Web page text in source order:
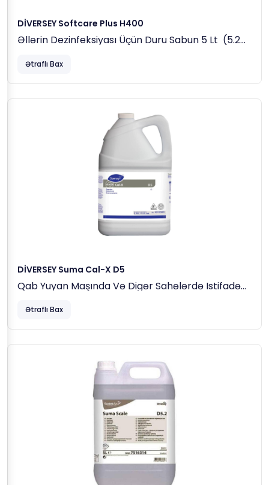
DİVERSEY Softcare Plus H400
Əllərin Dezinfeksiyası Üçün Duru Sabun 5 Lt (5.2
Ətraflı Bax
DİVERSEY Suma Cal-X D5
Qab Yuyan Maşında Və Digər Sahələrdə Istifadə
(5.37 Kq)
Ətraflı Bax